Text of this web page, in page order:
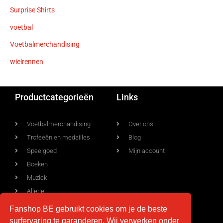
Surprise Shirts
voetbal
Voetbalmerchandising
wielrennen
Productcategorieën
Voetbalmerchandising
Trofeeën en medailles
Speelgoed
Boeken
Muziek
Allerlei
Links
Over ons
Blog
Mijn account
Fanshop BE gebruikt cookies om je de beste
surfervaring te garanderen, Wij verwerken onder